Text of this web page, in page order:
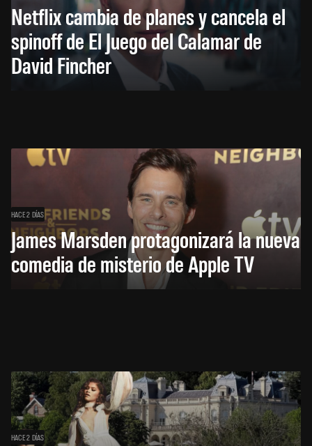
Netflix cambia de planes y cancela el
spinoff de El Juego del Calamar de
David Fincher
HACE 2 DÍAS
James Marsden protagonizará la nueva
comedia de misterio de Apple TV
HACE 2 DÍAS